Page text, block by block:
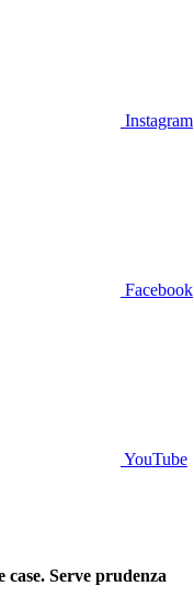
Instagram
Facebook
YouTube
case. Serve prudenza